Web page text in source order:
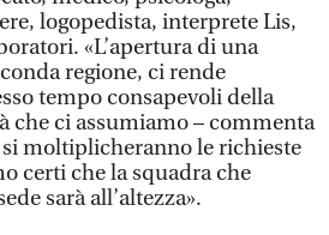
logopedista, interprete Lis,
«L’apertura di una
regione, ci rende
tempo consapevoli della
che ci assumiamo – commenta
moltiplicheranno le richieste
certi che la squadra che
sarà all’altezza».